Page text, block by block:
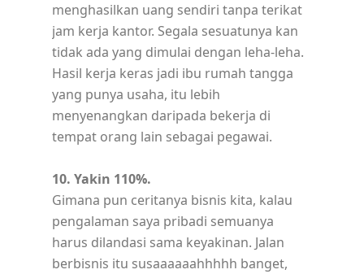
menghasilkan uang sendiri tanpa terikat
jam kerja kantor. Segala sesuatunya kan
tidak ada yang dimulai dengan leha-leha.
Hasil kerja keras jadi ibu rumah tangga
yang punya usaha, itu lebih
menyenangkan daripada bekerja di
tempat orang lain sebagai pegawai.
10. Yakin 110%.
Gimana pun ceritanya bisnis kita, kalau
pengalaman saya pribadi semuanya
harus dilandasi sama keyakinan. Jalan
berbisnis itu susaaaaaahhhhh banget,